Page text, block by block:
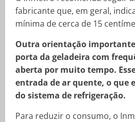
fabricante que, em geral,
mínima de cerca de 15
Outra orientação
porta da geladeira com
aberta por muito tempo.
entrada de ar quente, o que
do sistema de refrigeração.
Para reduzir o consumo, o